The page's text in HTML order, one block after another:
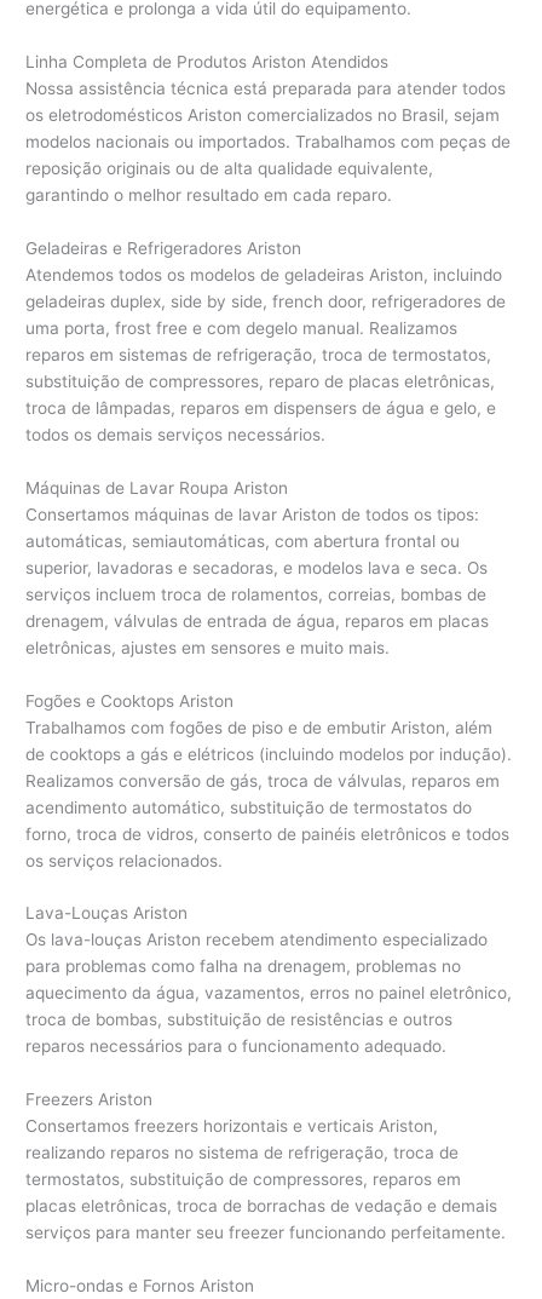
energética e prolonga a vida útil do equipamento.
Linha Completa de Produtos Ariston Atendidos
Nossa assistência técnica está preparada para atender todos
os eletrodomésticos Ariston comercializados no Brasil, sejam
modelos nacionais ou importados. Trabalhamos com peças de
reposição originais ou de alta qualidade equivalente,
garantindo o melhor resultado em cada reparo.
Geladeiras e Refrigeradores Ariston
Atendemos todos os modelos de geladeiras Ariston, incluindo
geladeiras duplex, side by side, french door, refrigeradores de
uma porta, frost free e com degelo manual. Realizamos
reparos em sistemas de refrigeração, troca de termostatos,
substituição de compressores, reparo de placas eletrônicas,
troca de lâmpadas, reparos em dispensers de água e gelo, e
todos os demais serviços necessários.
Máquinas de Lavar Roupa Ariston
Consertamos máquinas de lavar Ariston de todos os tipos:
automáticas, semiautomáticas, com abertura frontal ou
superior, lavadoras e secadoras, e modelos lava e seca. Os
serviços incluem troca de rolamentos, correias, bombas de
drenagem, válvulas de entrada de água, reparos em placas
eletrônicas, ajustes em sensores e muito mais.
Fogões e Cooktops Ariston
Trabalhamos com fogões de piso e de embutir Ariston, além
de cooktops a gás e elétricos (incluindo modelos por indução).
Realizamos conversão de gás, troca de válvulas, reparos em
acendimento automático, substituição de termostatos do
forno, troca de vidros, conserto de painéis eletrônicos e todos
os serviços relacionados.
Lava-Louças Ariston
Os lava-louças Ariston recebem atendimento especializado
para problemas como falha na drenagem, problemas no
aquecimento da água, vazamentos, erros no painel eletrônico,
troca de bombas, substituição de resistências e outros
reparos necessários para o funcionamento adequado.
Freezers Ariston
Consertamos freezers horizontais e verticais Ariston,
realizando reparos no sistema de refrigeração, troca de
termostatos, substituição de compressores, reparos em
placas eletrônicas, troca de borrachas de vedação e demais
serviços para manter seu freezer funcionando perfeitamente.
Micro-ondas e Fornos Ariston